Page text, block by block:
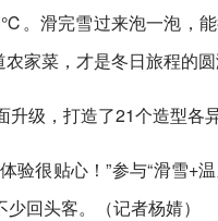
。滑完雪过来泡一泡，
家菜，才是冬日旅程的圆
级，打造了21个造型各
验很贴心！”参与“滑雪+
回头客。
（记者杨婧）